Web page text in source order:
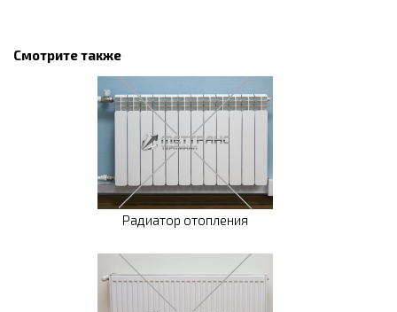
Смотрите также
Радиатор отопления